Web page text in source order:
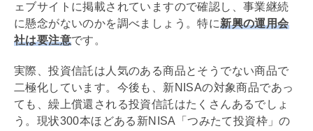
ェブサイトに掲載されていますので確認し、事業継続
に懸念がないのかを調べましょう。特に新興の運用会
社は要注意です。
実際、投資信託は人気のある商品とそうでない商品で
二極化しています。今後も、新NISAの対象商品であっ
ても、繰上償還される投資信託はたくさんあるでしょ
う。現状300本ほどある新NISA
「つみたて投資枠」の